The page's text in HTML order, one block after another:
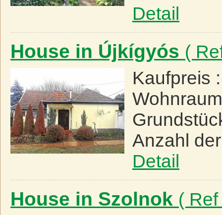
Detail
House in Újkígyós (
Kaufpreis
Anzahl
Detail
House in Szolnok (